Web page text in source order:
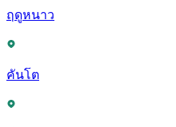
ฤดูหนาว
คันโต